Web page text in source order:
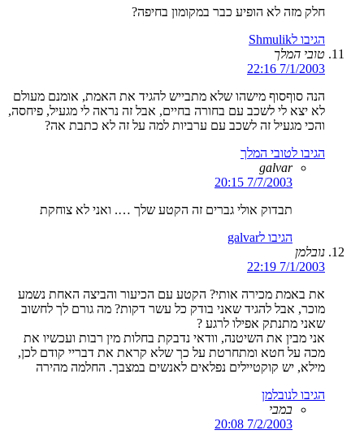
חלק מזה לא הופיע כבר במקומון בחיפה?
הגיבו לShmulik
טובי המלך
7/1/2003 22:16
הנה סוףסוף מישהו שלא מתבייש להגיד את האמת, אומנם מעולם
לא יצא לי לשכב עם בחורה בחיים, אבל זה נראה לי מגעיל, פיחסה,
והכי מגעיל זה לשכב עם ערביות למה על זה לא כתבת אה?
הגיבו לטובי המלך
galvar
7/7/2003 20:15
תבדוק אולי גברים זה הקטע שלך …. ואני לא צוחקת
הגיבו לgalvar
נובלמן
7/1/2003 22:19
את באמת מכירה אותי? הקטע עם הכיעור והביצה האחת נשמע
מוכר, אבל להגיד שאני בודק כל עשר דקות? מה גורם לך לחשוב
שאני מתנתק אפילו לרגע ?
אני מבין את השיטנה, וודאי נדבקת בחלות מין רבות ועכשיו את
מכה על חטא ומתחרטת על כך שלא קראת את דבריי קודם לכן,
מילא, יש קוקטיילים נפלאים לאנשים במצבך. החלמה מהירה
הגיבו לנובלמן
במבי
7/2/2003 20:08